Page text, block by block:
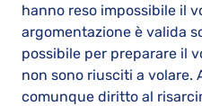
hanno reso impossibile il
argomentazione è valida
possibile per preparare il
non sono riusciti a
comunque diritto al